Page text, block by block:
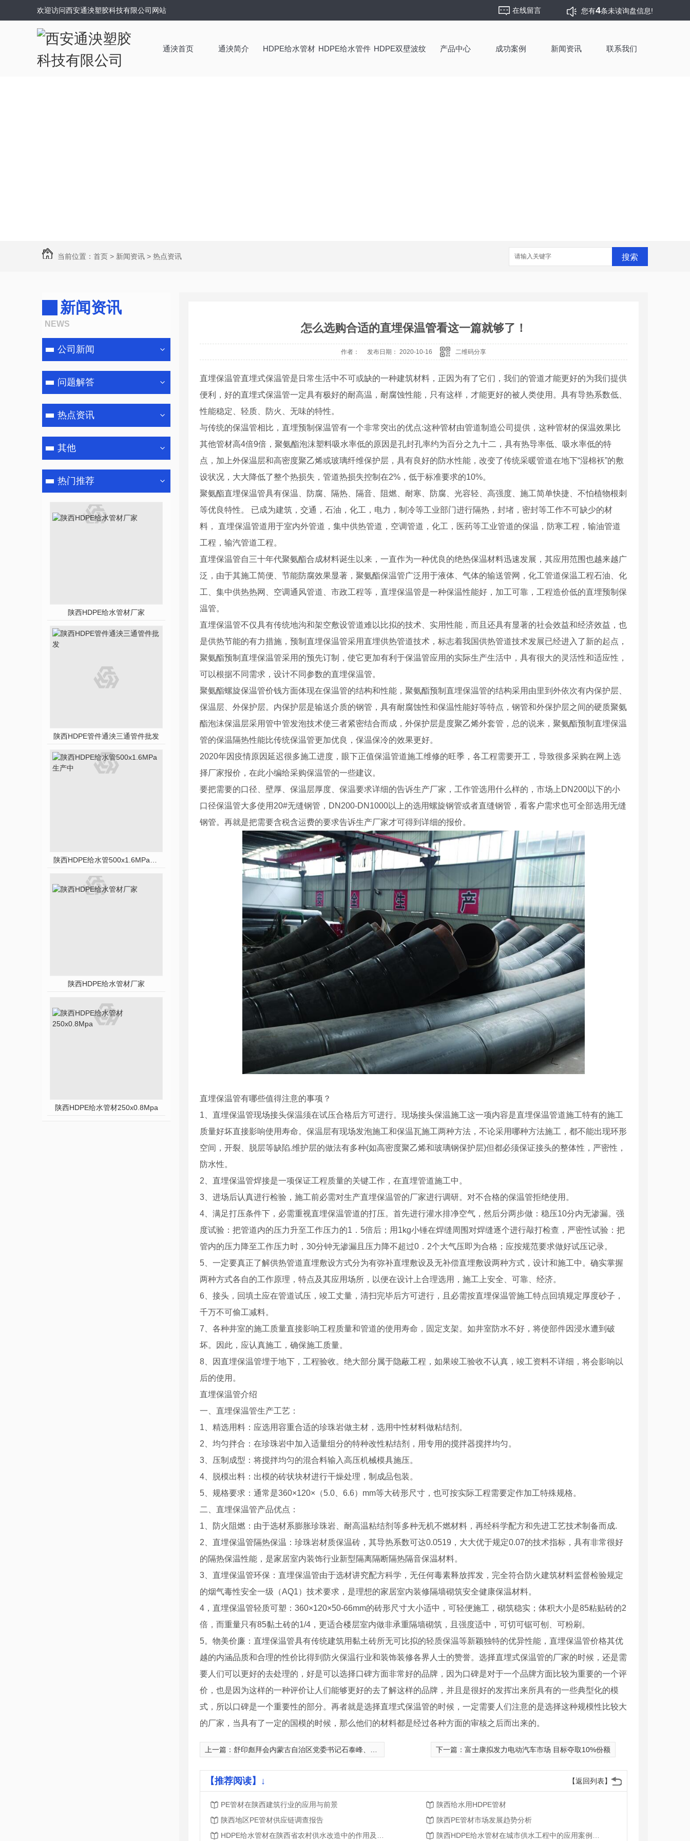
欢迎访问西安通泱塑胶科技有限公司网站 您有4条未读询盘信息!
在线留言
通泱首页 通泱简介 HDPE给水管材 HDPE给水管件 HDPE双壁波纹 产品中心 成功案例 新闻资讯 联系我们
当前位置： 首页 > 新闻资讯 > 热点资讯 搜索
新闻资讯
NEWS
公司新闻
问题解答
热点资讯
其他
热门推荐
陕西HDPE给水管材厂家
陕西HDPE管件通泱三通管件批发
陕西HDPE给水管材厂家
陕西HDPE给水管材250x0.8Mpa
怎么选购合适的直埋保温管看这一篇就够了！
作者： 发布日期： 2020-10-16 二维码分享
直埋保温管直埋式保温管是日常生活中不可或缺的一种建筑材料，正因为有了它们，我们的管道才能更好的为我们提供
便利，好的直埋式保温管一定具有极好的耐高温，耐腐蚀性能，只有这样，才能更好的被人类使用。具有导热系数低、
性能稳定、轻质、防火、无味的特性。
与传统的保温管相比，直埋预制保温管有一个非常突出的优点:这种管材由管道制造公司提供，这种管材的保温效果比
其他管材高4倍9倍，聚氨酯泡沫塑料吸水率低的原因是孔封孔率约为百分之九十二，具有热导率低、吸水率低的特
点，加上外保温层和高密度聚乙烯或玻璃纤维保护层，具有良好的防水性能，改变了传统采暖管道在地下“湿棉袄”的敷
设状况，大大降低了整个热损失，管道热损失控制在2%，低于标准要求的10%。
聚氨酯直埋保温管具有保温、防腐、隔热、隔音、阻燃、耐寒、防腐、光容轻、高强度、施工简单快捷、不怕植物根刺
等优良特性。 已成为建筑，交通，石油，化工，电力，制冷等工业部门进行隔热，封堵，密封等工作不可缺少的材
料， 直埋保温管道用于室内外管道，集中供热管道，空调管道，化工，医药等工业管道的保温，防寒工程，输油管道
工程，输汽管道工程。
直埋保温管自三十年代聚氨酯合成材料诞生以来，一直作为一种优良的绝热保温材料迅速发展，其应用范围也越来越广
泛，由于其施工简便、节能防腐效果显著，聚氨酯保温管广泛用于液体、气体的输送管网，化工管道保温工程石油、化
工、集中供热热网、空调通风管道、市政工程等，直埋保温管是一种保温性能好，加工可靠，工程造价低的直埋预制保
温管。
直埋保温管不仅具有传统地沟和架空敷设管道难以比拟的技术、实用性能，而且还具有显著的社会效益和经济效益，也
是供热节能的有力措施，预制直埋保温管采用直埋供热管道技术，标志着我国供热管道技术发展已经进入了新的起点，
聚氨酯预制直埋保温管采用的预先订制，使它更加有利于保温管应用的实际生产生活中，具有很大的灵活性和适应性，
可以根据不同需求，设计不同参数的直埋保温管。
聚氨酯螺旋保温管价钱方面体现在保温管的结构和性能，聚氨酯预制直埋保温管的结构采用由里到外依次有内保护层、
保温层、外保护层。内保护层是输送介质的钢管，具有耐腐蚀性和保温性能好等特点，钢管和外保护层之间的硬质聚氨
酯泡沫保温层采用管中管发泡技术使三者紧密结合而成，外保护层是度聚乙烯外套管，总的说来，聚氨酯预制直埋保温
管的保温隔热性能比传统保温管更加优良，保温保冷的效果更好。
2020年因疫情原因延迟很多施工进度，眼下正值保温管道施工维修的旺季，各工程需要开工，导致很多采购在网上选
择厂家报价，在此小编给采购保温管的一些建议。
要把需要的口径、壁厚、保温层厚度、保温要求详细的告诉生产厂家，工作管选用什么样的，市场上DN200以下的小
口径保温管大多使用20#无缝钢管，DN200-DN1000以上的选用螺旋钢管或者直缝钢管，看客户需求也可全部选用无缝
钢管。再就是把需要含税含运费的要求告诉生产厂家才可得到详细的报价。
直埋保温管有哪些值得注意的事项？
1、直埋保温管现场接头保温须在试压合格后方可进行。现场接头保温施工这一项内容是直埋保温管道施工特有的施工
质量好坏直接影响使用寿命。保温层有现场发泡施工和保温瓦施工两种方法，不论采用哪种方法施工，都不能出现环形
空间，开裂、脱层等缺陷.维护层的做法有多种(如高密度聚乙烯和玻璃钢保护层)但都必须保证接头的整体性，严密性，
防水性。
2、直埋保温管焊接是一项保证工程质量的关键工作，在直埋管道施工中。
3、进场后认真进行检验，施工前必需对生产直埋保温管的厂家进行调研。对不合格的保温管拒绝使用。
4、满足打压条件下，必需重视直埋保温管道的打压。首先进行灌水排净空气，然后分两步做：稳压10分内无渗漏。强
度试验：把管道内的压力升至工作压力的1．5倍后；用1kg小锤在焊缝周围对焊缝逐个进行敲打检查，严密性试验：把
管内的压力降至工作压力时，30分钟无渗漏且压力降不超过0．2个大气压即为合格；应按规范要求做好试压记录。
5、一定要真正了解供热管道直埋敷设方式分为有弥补直埋敷设及无补偿直埋敷设两种方式，设计和施工中。确实掌握
两种方式各自的工作原理，特点及其应用场所，以便在设计上合理选用，施工上安全、可靠、经济。
6、接头，回填土应在管道试压，竣工丈量，清扫完毕后方可进行，且必需按直埋保温管施工特点回填规定厚度砂子，
千万不可偷工减料。
7、各种井室的施工质量直接影响工程质量和管道的使用寿命，固定支架。如井室防水不好，将使部件因浸水遭到破
坏。因此，应认真施工，确保施工质量。
8、因直埋保温管埋于地下，工程验收。绝大部分属于隐蔽工程，如果竣工验收不认真，竣工资料不详细，将会影响以
后的使用。
直埋保温管介绍
一、直埋保温管生产工艺：
1、精选用料：应选用容重合适的珍珠岩做主材，选用中性材料做粘结剂。
2、均匀拌合：在珍珠岩中加入适量组分的特种改性粘结剂，用专用的搅拌器搅拌均匀。
3、压制成型：将搅拌均匀的混合料输入高压机械模具施压。
4、脱模出料：出模的砖状块材进行干燥处理，制成品包装。
5、规格要求：通常是360×120×（5.0、6.6）mm等大砖形尺寸，也可按实际工程需要定作加工特殊规格。
二、直埋保温管产品优点：
1、防火阻燃：由于选材系膨胀珍珠岩、耐高温粘结剂等多种无机不燃材料，再经科学配方和先进工艺技术制备而成.
2、直埋保温管隔热保温：珍珠岩材质保温砖，其导热系数可达0.0519，大大优于规定0.07的技术指标，具有非常很好
的隔热保温性能，是家居室内装饰行业新型隔离隔断隔热隔音保温材料。
3、直埋保温管环保：直埋保温管由于选材讲究配方科学，无任何毒素释放挥发，完全符合防火建筑材料监督检验规定
的烟气毒性安全一级（AQ1）技术要求，是理想的家居室内装修隔墙砌筑安全健康保温材料。
4，直埋保温管轻质可塑：360×120×50-66mm的砖形尺寸大小适中，可轻便施工，砌筑稳实；体积大小是85粘贴砖的2
倍，而重量只有85黏土砖的1/4，更适合楼层室内做非承重隔墙砌筑，且强度适中，可切可锯可刨、可粉刷。
5。物美价廉：直埋保温管具有传统建筑用黏土砖所无可比拟的轻质保温等新颖独特的优异性能，直埋保温管价格其优
越的内涵品质和合理的性价比得到防火保温行业和装饰装修各界人士的赞誉。选择直埋式保温管的厂家的时候，还是需
要人们可以更好的去处理的，好是可以选择口碑方面非常好的品牌，因为口碑是对于一个品牌方面比较为重要的一个评
价，也是因为这样的一种评价让人们能够更好的去了解这样的品牌，并且是很好的发挥出来所具有的一些典型化的模
式，所以口碑是一个重要性的部分。再者就是选择直埋式保温管的时候，一定需要人们注意的是选择这种规模性比较大
的厂家，当具有了一定的国模的时候，那么他们的材料都是经过各种方面的审核之后而出来的。
上一篇： 舒印彪拜会内蒙古自治区党委书记石泰峰、主席布小林 下一篇： 富士康拟发力电动汽车市场 目标夺取10%份额
【返回列表】
【推荐阅读】↓
PE管材在陕西建筑行业的应用与前景
陕西给水用HDPE管材
陕西地区PE管材供应链调查报告
陕西PE管材市场发展趋势分析
HDPE给水管材在陕西省农村供水改造中的作用及效果评价
陕西HDPE给水管材在城市供水工程中的应用案例解析